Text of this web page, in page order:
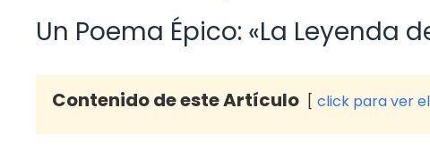
Un Poema Épico: «La Leyenda
Contenido de este Artículo click para ver